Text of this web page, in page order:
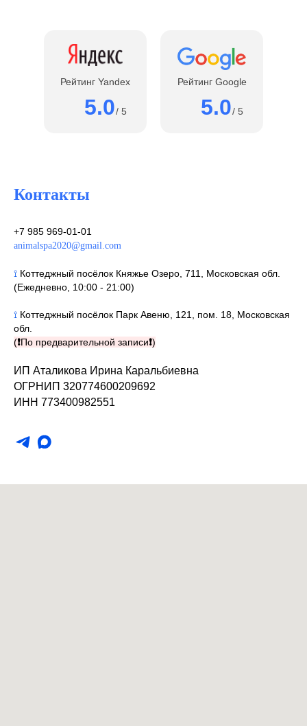
Рейтинг Yandex
5.0/ 5
Рейтинг Google
5.0/ 5
Контакты
+7 985 969-01-01
animalspa2020@gmail.com
⟟ Коттеджный посёлок Княжье Озеро, 711, Московская обл.
(Ежедневно, 10:00 - 21:00)
⟟ Коттеджный посёлок Парк Авеню, 121, пом. 18, Московская
обл.
(❗По предварительной записи❗)
ИП Аталикова Ирина Каральбиевна
ОГРНИП 320774600209692
ИНН 773400982551